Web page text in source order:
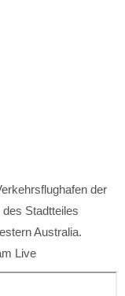
der
Stadtteiles
Australia.
Live